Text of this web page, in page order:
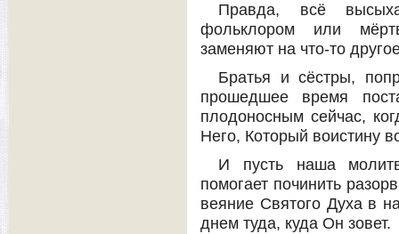
Правда, всё
фольклором или
заменяют на что-то
Братья и сёстры,
прошедшее время
плодоносным сейчас,
Него, Который воистину
И пусть наша
помогает починить
веяние Святого Духа в
днем туда, куда Он зовет.